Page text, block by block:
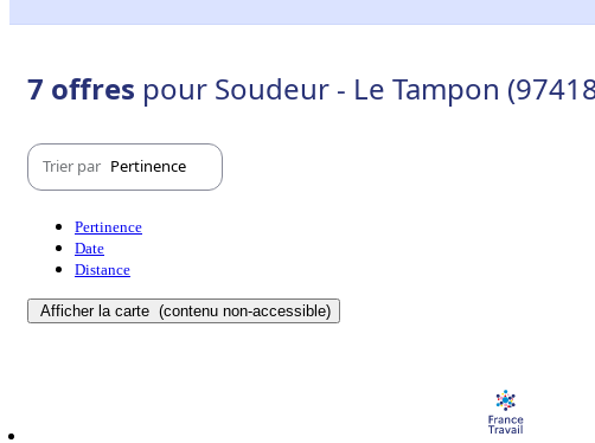
7 offres pour Soudeur - Le Tampon
Trier par Pertinence
Pertinence
Date
Distance
Afficher la carte (contenu non-accessible)